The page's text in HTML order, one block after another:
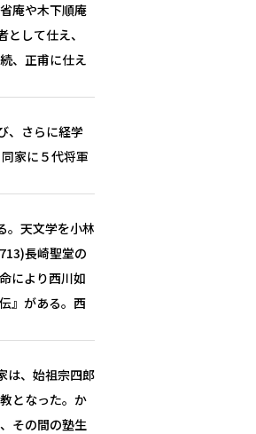
庵や木下順庵
して仕え、
、正甫に仕え
、さらに経学
家に５代将軍
。天文学を小林
長崎聖堂の
により西川如
』がある。西
は、始祖宗四郎
となった。か
その間の塾生